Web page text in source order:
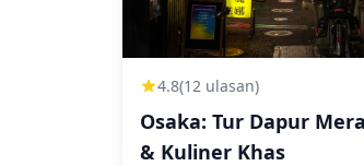
4.8(12 ulasan)
Osaka: Tur Dapur
& Kuliner Khas